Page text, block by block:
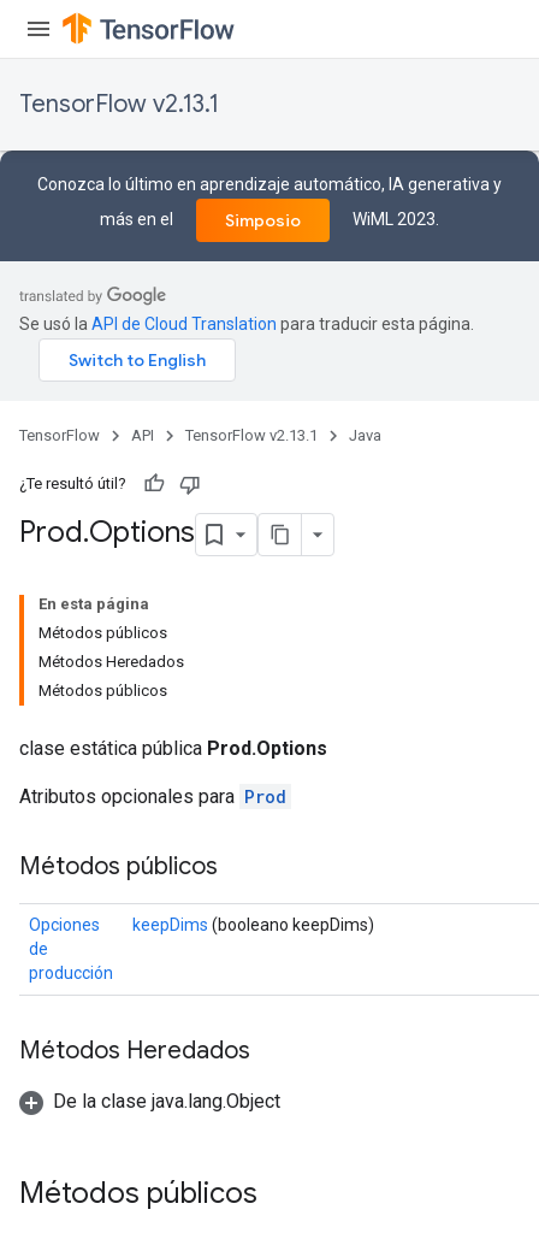
TensorFlow v2.13.1
Conozca lo último en aprendizaje automático, IA generativa y
más en el
Simposio WiML 2023.
Se usó la API de Cloud Translation para traducir esta página.
TensorFlow API TensorFlow v2.13.1 Java
¿Te resultó útil?
Prod.Options
En esta página
Métodos públicos
Métodos Heredados
Métodos públicos
clase estática pública Prod.Options
Atributos opcionales para Prod
Métodos públicos
Opciones
de
producción
keepDims (booleano keepDims)
Métodos Heredados
De la clase java.lang.Object
Métodos públicos